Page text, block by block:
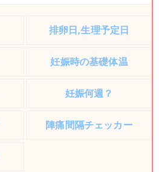
排卵日,生理予定日
妊娠時の基礎体温
妊娠何週？
陣痛間隔チェッカー